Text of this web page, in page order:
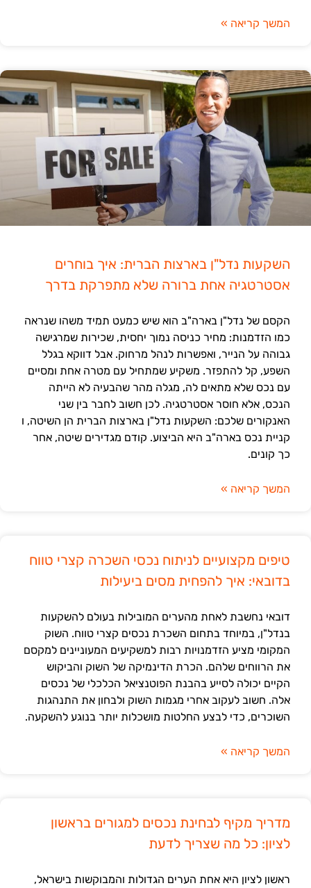
המשך קריאה »
השקעות נדל"ן בארצות הברית: איך בוחרים
אסטרטגיה אחת ברורה שלא מתפרקת בדרך
הקסם של נדל"ן בארה"ב הוא שיש כמעט תמיד משהו שנראה
כמו הזדמנות: מחיר כניסה נמוך יחסית, שכירות שמרגישה
גבוהה על הנייר, ואפשרות לנהל מרחוק. אבל דווקא בגלל
השפע, קל להתפזר. משקיע שמתחיל עם מטרה אחת ומסיים
עם נכס שלא מתאים לה, מגלה מהר שהבעיה לא הייתה
הנכס, אלא חוסר אסטרטגיה. לכן חשוב לחבר בין שני
האנקורים שלכם: השקעות נדל"ן בארצות הברית הן השיטה, ו
קניית נכס בארה"ב היא הביצוע. קודם מגדירים שיטה, אחר
כך קונים.
המשך קריאה »
טיפים מקצועיים לניתוח נכסי השכרה קצרי טווח
בדובאי: איך להפחית מסים ביעילות
דובאי נחשבת לאחת מהערים המובילות בעולם להשקעות
בנדל"ן, במיוחד בתחום השכרת נכסים קצרי טווח. השוק
המקומי מציע הזדמנויות רבות למשקיעים המעוניינים למקסם
את הרווחים שלהם. הכרת הדינמיקה של השוק והביקוש
הקיים יכולה לסייע בהבנת הפוטנציאל הכלכלי של נכסים
אלה. חשוב לעקוב אחרי מגמות השוק ולבחון את התנהגות
השוכרים, כדי לבצע החלטות מושכלות יותר בנוגע להשקעה.
המשך קריאה »
מדריך מקיף לבחינת נכסים למגורים בראשון
לציון: כל מה שצריך לדעת
ראשון לציון היא אחת הערים הגדולות והמבוקשות בישראל,